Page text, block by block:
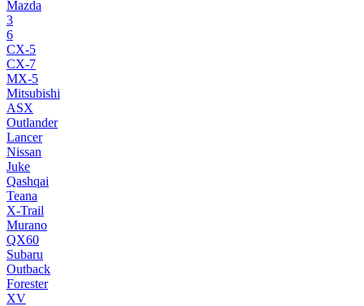
Mazda
3
6
CX-5
CX-7
MX-5
Mitsubishi
ASX
Outlander
Lancer
Nissan
Juke
Qashqai
Teana
X-Trail
Murano
QX60
Subaru
Outback
Forester
XV